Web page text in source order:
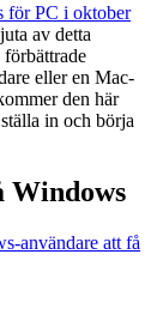
för PC i oktober
av detta
förbättrade
eller en Mac-
den här
in och börja
Windows
användare att få